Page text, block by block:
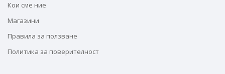
Кои сме ние
Магазини
Правила за ползване
Политика за поверителност